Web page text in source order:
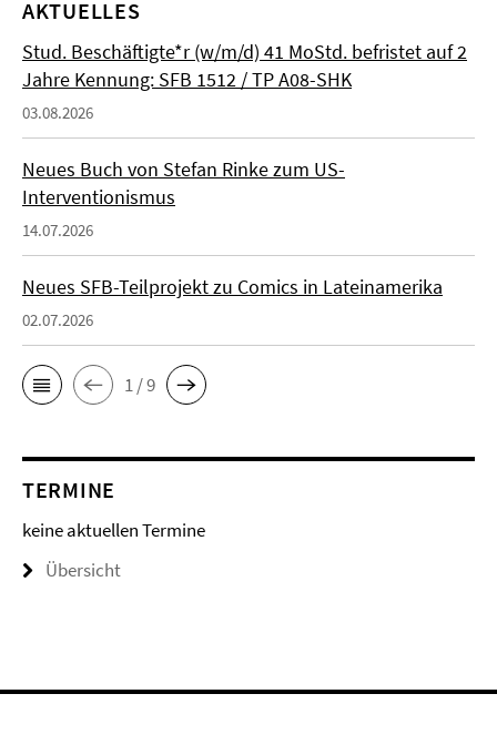
AKTUELLES
Stud. Beschäftigte*r (w/m/d) 41 MoStd. befristet auf 2
Jahre Kennung: SFB 1512 / TP A08-SHK
03.08.2026
Neues Buch von Stefan Rinke zum US-
Interventionismus
14.07.2026
Neues SFB-Teilprojekt zu Comics in Lateinamerika
02.07.2026
1 / 9
TERMINE
keine aktuellen Termine
Übersicht